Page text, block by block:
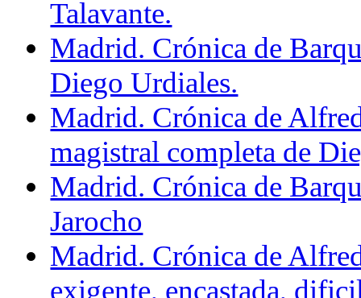
Talavante.
Madrid. Crónica de
Diego Urdiales.
Madrid. Crónica de
magistral completa de
Madrid. Crónica de
Jarocho
Madrid. Crónica de
exigente, encastada,